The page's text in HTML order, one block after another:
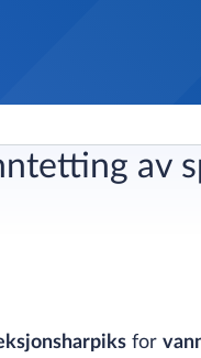
av
for